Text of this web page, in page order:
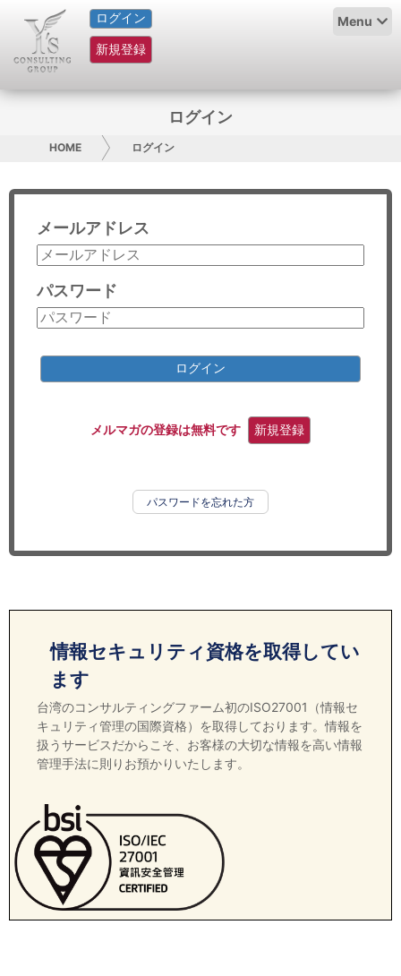
ログイン
新規登録
Menu
HOME
サービス紹介
グループ概要
採用情報
お問い合わせ
コンサルティング
リサーチ
ログイン
HOME ログイン
メールアドレス
パスワード
ログイン
メルマガの登録は無料です 新規登録
パスワードを忘れた方
情報セキュリティ資格を取得してい
ます
台湾のコンサルティングファーム初のISO27001（情報セ
キュリティ管理の国際資格）を取得しております。情報を
扱うサービスだからこそ、お客様の大切な情報を高い情報
管理手法に則りお預かりいたします。